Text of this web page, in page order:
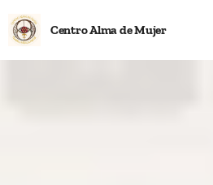
Centro Alma de Mujer